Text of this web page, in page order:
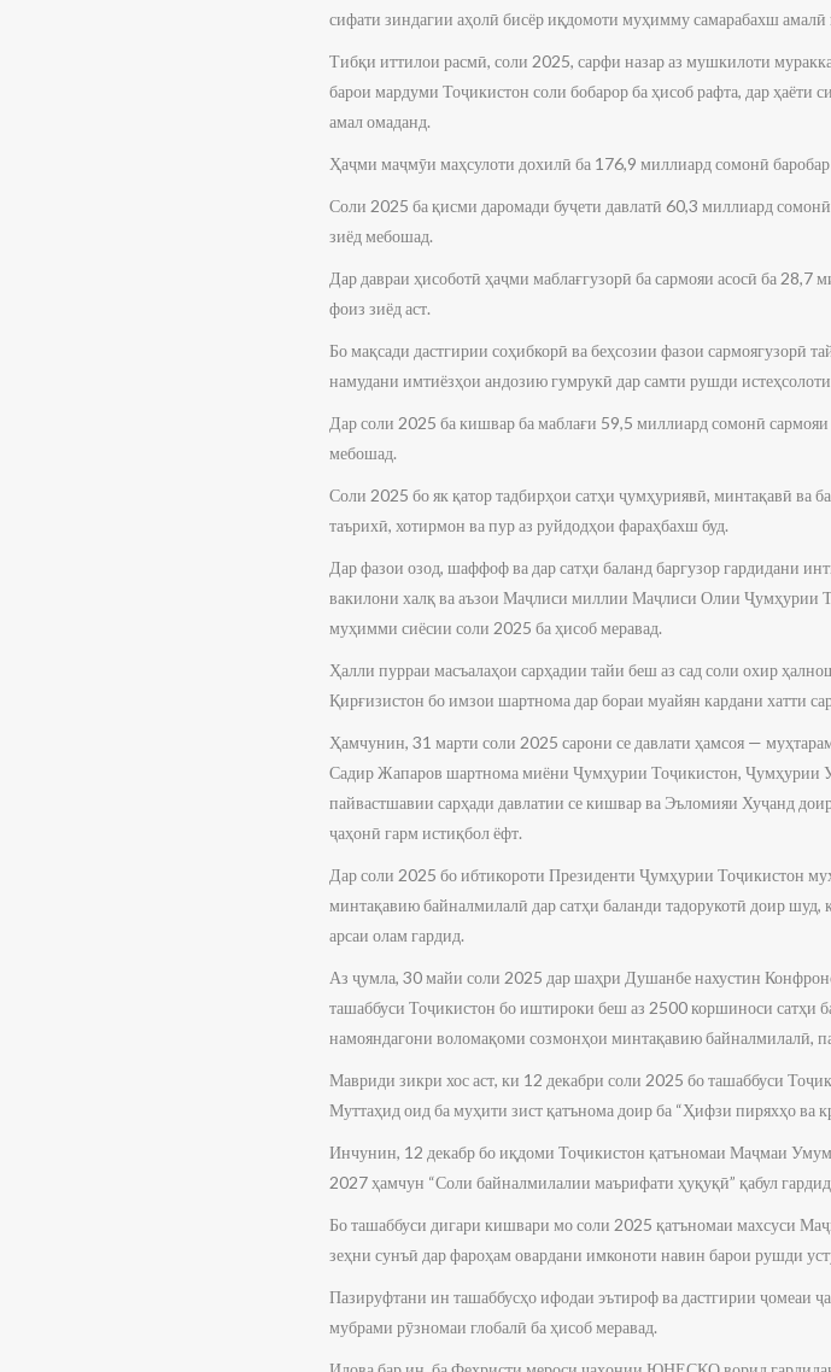
сифати зиндагии аҳолӣ бисёр иқдомоти муҳимму самарабахш амалӣ
Тибқи иттилои расмӣ, соли 2025, сарфи назар аз мушкилоти
барои мардуми Тоҷикистон соли бобарор ба ҳисоб рафта, дар
амал омаданд.
Ҳаҷми маҷмӯи маҳсулоти дохилӣ ба 176,9 миллиард сомонӣ
Соли 2025 ба қисми даромади буҷети давлатӣ 60,3 миллиард
зиёд мебошад.
Дар давраи ҳисоботӣ ҳаҷми маблағгузорӣ ба сармояи асосӣ ба
фоиз зиёд аст.
Бо мақсади дастгирии соҳибкорӣ ва беҳсозии фазои
намудани имтиёзҳои андозию гумрукӣ дар самти рушди
Дар соли 2025 ба кишвар ба маблағи 59,5 миллиард сомонӣ
мебошад.
Соли 2025 бо як қатор тадбирҳои сатҳи ҷумҳуриявӣ, минтақавӣ ва
таърихӣ, хотирмон ва пур аз руйдодҳои фараҳбахш буд.
Дар фазои озод, шаффоф ва дар сатҳи баланд баргузор гардидани
вакилони халқ ва аъзои Маҷлиси миллии Маҷлиси Олии Ҷумҳурии
муҳимми сиёсии соли 2025 ба ҳисоб меравад.
Ҳалли пурраи масъалаҳои сарҳадии тайи беш аз сад соли охир
Қирғизистон бо имзои шартнома дар бораи муайян кардани хатти
Ҳамчунин, 31 марти соли 2025 сарони се давлати ҳамсоя —
Садир Жапаров шартнома миёни Ҷумҳурии Тоҷикистон, Ҷумҳурии
пайвастшавии сарҳади давлатии се кишвар ва Эъломияи Хуҷанд
ҷаҳонӣ гарм истиқбол ёфт.
Дар соли 2025 бо ибтикороти Президенти Ҷумҳурии Тоҷикистон
минтақавию байналмилалӣ дар сатҳи баланди тадорукотӣ доир
арсаи олам гардид.
Аз ҷумла, 30 майи соли 2025 дар шаҳри Душанбе нахустин
ташаббуси Тоҷикистон бо иштироки беш аз 2500 коршиноси сатҳи
намояндагони воломақоми созмонҳои минтақавию байналмилалӣ,
Мавриди зикри хос аст, ки 12 декабри соли 2025 бо ташаббуси
Муттаҳид оид ба муҳити зист қатънома доир ба “Ҳифзи пиряхҳо ва
Инчунин, 12 декабр бо иқдоми Тоҷикистон қатъномаи Маҷмаи
2027 ҳамчун “Соли байналмилалии маърифати ҳуқуқӣ” қабул
Бо ташаббуси дигари кишвари мо соли 2025 қатъномаи махсуси
зеҳни сунъӣ дар фароҳам овардани имконоти навин барои рушди
Пазируфтани ин ташаббусҳо ифодаи эътироф ва дастгирии ҷомеаи
мубрами рӯзномаи глобалӣ ба ҳисоб меравад.